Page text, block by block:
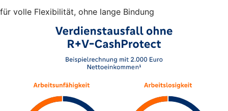
für volle Flexibilität, ohne lange Bindung